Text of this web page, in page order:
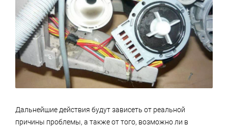
Дальнейшие действия будут зависеть от реальной
причины проблемы, а также от того, возможно ли в